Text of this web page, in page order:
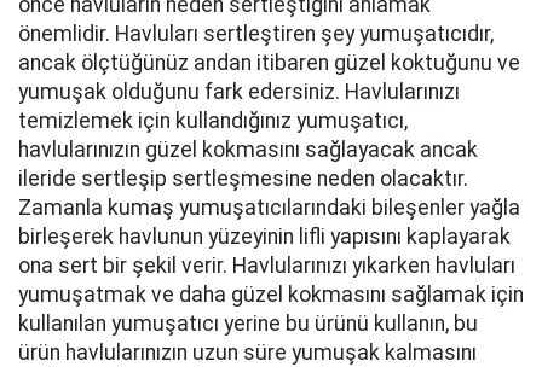
önce havluların neden sertleştiğini anlamak
önemlidir. Havluları sertleştiren şey yumuşatıcıdır,
ancak ölçtüğünüz andan itibaren güzel koktuğunu ve
yumuşak olduğunu fark edersiniz. Havlularınızı
temizlemek için kullandığınız yumuşatıcı,
havlularınızın güzel kokmasını sağlayacak ancak
ileride sertleşip sertleşmesine neden olacaktır.
Zamanla kumaş yumuşatıcılarındaki bileşenler yağla
birleşerek havlunun yüzeyinin lifli yapısını kaplayarak
ona sert bir şekil verir. Havlularınızı yıkarken havluları
yumuşatmak ve daha güzel kokmasını sağlamak için
kullanılan yumuşatıcı yerine bu ürünü kullanın, bu
ürün havlularınızın uzun süre yumuşak kalmasını